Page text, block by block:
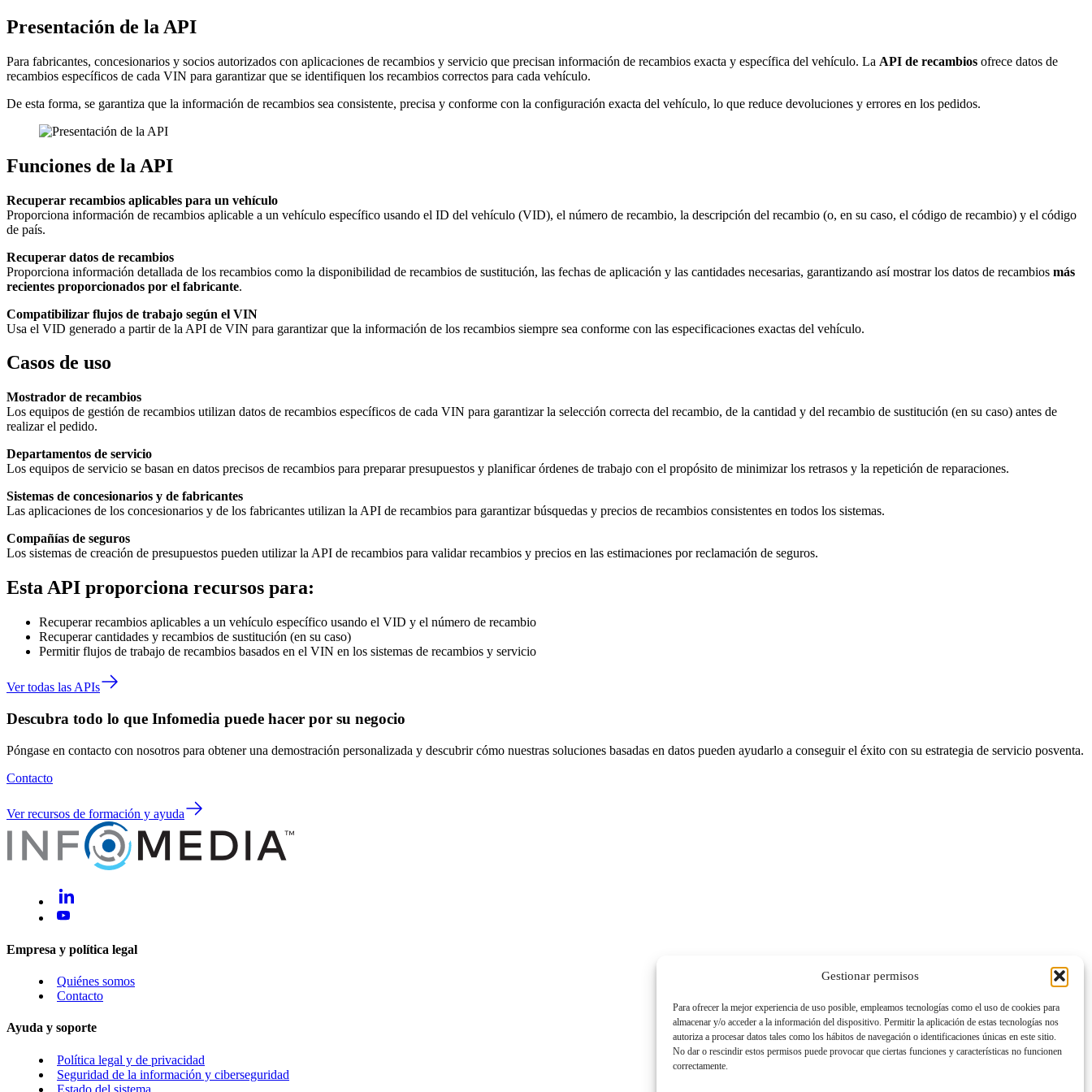
Gestionar permisos
Para ofrecer la mejor experiencia de uso posible, empleamos tecnologías como el uso de cookies para
almacenar y/o acceder a la información del dispositivo. Permitir la aplicación de estas tecnologías nos
autoriza a procesar datos tales como los hábitos de navegación o identificaciones únicas en este sitio.
No dar o rescindir estos permisos puede provocar que ciertas funciones y características no funcionen
correctamente.
Presentación de la API
Para fabricantes, concesionarios y socios autorizados con aplicaciones de recambios y servicio que precisan información de recambios exacta y específica del vehículo. La API de recambios ofrece datos de
recambios específicos de cada VIN para garantizar que se identifiquen los recambios correctos para cada vehículo.
De esta forma, se garantiza que la información de recambios sea consistente, precisa y conforme con la configuración exacta del vehículo, lo que reduce devoluciones y errores en los pedidos.
Funciones de la API
Recuperar recambios aplicables para un vehículo
Proporciona información de recambios aplicable a un vehículo específico usando el ID del vehículo (VID), el número de recambio, la descripción del recambio (o, en su caso, el código de recambio) y el código
de país.
Recuperar datos de recambios
Proporciona información detallada de los recambios como la disponibilidad de recambios de sustitución, las fechas de aplicación y las cantidades necesarias, garantizando así mostrar los datos de recambios más
recientes proporcionados por el fabricante.
Compatibilizar flujos de trabajo según el VIN
Usa el VID generado a partir de la API de VIN para garantizar que la información de los recambios siempre sea conforme con las especificaciones exactas del vehículo.
Casos de uso
Mostrador de recambios
Los equipos de gestión de recambios utilizan datos de recambios específicos de cada VIN para garantizar la selección correcta del recambio, de la cantidad y del recambio de sustitución (en su caso) antes de
realizar el pedido.
Departamentos de servicio
Los equipos de servicio se basan en datos precisos de recambios para preparar presupuestos y planificar órdenes de trabajo con el propósito de minimizar los retrasos y la repetición de reparaciones.
Sistemas de concesionarios y de fabricantes
Las aplicaciones de los concesionarios y de los fabricantes utilizan la API de recambios para garantizar búsquedas y precios de recambios consistentes en todos los sistemas.
Compañías de seguros
Los sistemas de creación de presupuestos pueden utilizar la API de recambios para validar recambios y precios en las estimaciones por reclamación de seguros.
Esta API proporciona recursos para:
Recuperar recambios aplicables a un vehículo específico usando el VID y el número de recambio
Recuperar cantidades y recambios de sustitución (en su caso)
Permitir flujos de trabajo de recambios basados en el VIN en los sistemas de recambios y servicio
Ver todas las APIs
Descubra todo lo que Infomedia puede hacer por su negocio
Póngase en contacto con nosotros para obtener una demostración personalizada y descubrir cómo nuestras soluciones basadas en datos pueden ayudarlo a conseguir el éxito con su estrategia de servicio posventa.
Contacto
Ver recursos de formación y ayuda
Empresa y política legal
Quiénes somos
Contacto
Ayuda y soporte
Política legal y de privacidad
Seguridad de la información y ciberseguridad
Estado del sistema